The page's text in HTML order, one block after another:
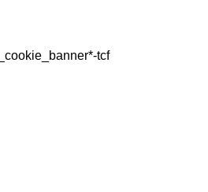
tcf